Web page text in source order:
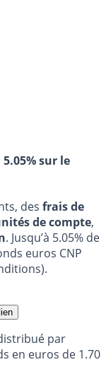
5.05% sur le
des frais de
de compte,
. Jusqu’à 5.05% de
euros CNP
par
en euros de 1.70